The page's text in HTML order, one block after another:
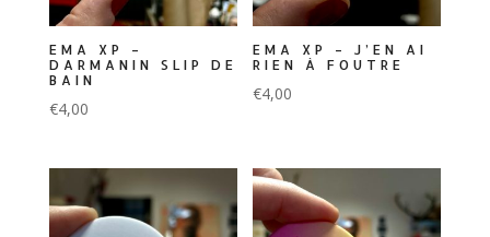
EMA XP –
DARMANIN SLIP DE
BAIN
€4,00
EMA XP – J’EN AI
RIEN À FOUTRE
€4,00